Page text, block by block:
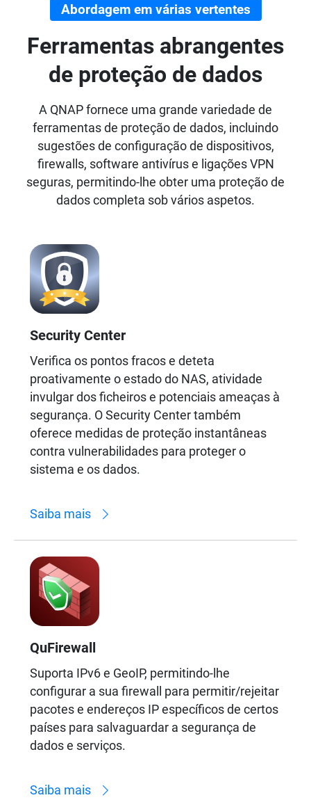
Abordagem em várias vertentes
Ferramentas abrangentes
de proteção de dados
A QNAP fornece uma grande variedade de
ferramentas de proteção de dados, incluindo
sugestões de configuração de dispositivos,
firewalls, software antivírus e ligações VPN
seguras, permitindo-lhe obter uma proteção de
dados completa sob vários aspetos.
Security Center
Verifica os pontos fracos e deteta
proativamente o estado do NAS, atividade
invulgar dos ficheiros e potenciais ameaças à
segurança. O Security Center também
oferece medidas de proteção instantâneas
contra vulnerabilidades para proteger o
sistema e os dados.
Saiba mais
QuFirewall
Suporta IPv6 e GeoIP, permitindo-lhe
configurar a sua firewall para permitir/rejeitar
pacotes e endereços IP específicos de certos
países para salvaguardar a segurança de
dados e serviços.
Saiba mais